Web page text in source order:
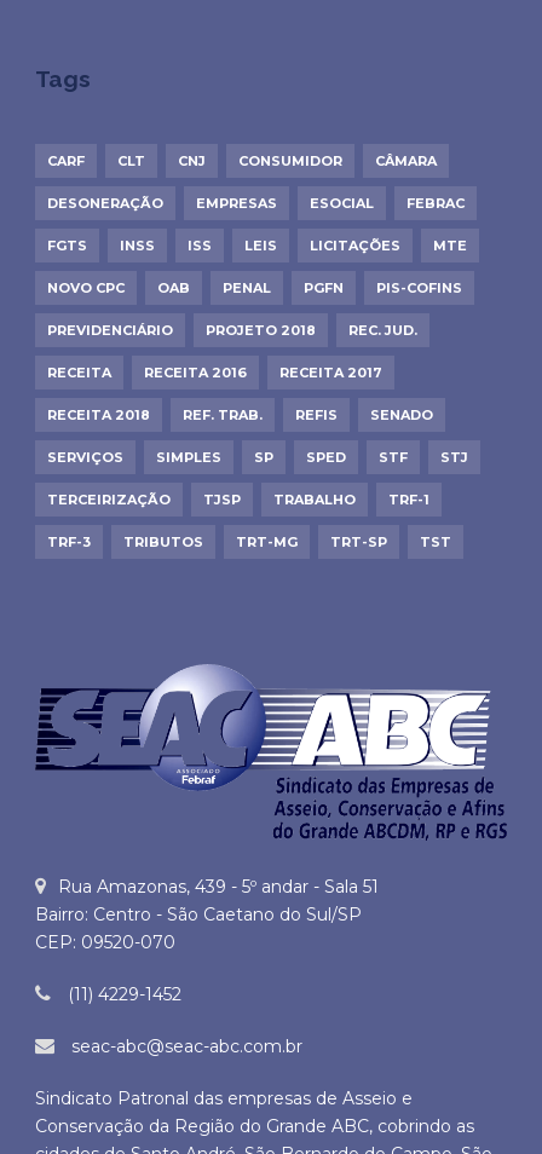
Tags
CARF CLT CNJ CONSUMIDOR CÂMARA
DESONERAÇÃO EMPRESAS ESOCIAL FEBRAC
FGTS INSS ISS LEIS LICITAÇÕES MTE
NOVO CPC OAB PENAL PGFN PIS-COFINS
PREVIDENCIÁRIO PROJETO 2018 REC. JUD.
RECEITA RECEITA 2016 RECEITA 2017
RECEITA 2018 REF. TRAB. REFIS SENADO
SERVIÇOS SIMPLES SP SPED STF STJ
TERCEIRIZAÇÃO TJSP TRABALHO TRF-1
TRF-3 TRIBUTOS TRT-MG TRT-SP TST
Rua Amazonas, 439 - 5º andar - Sala 51
Bairro: Centro - São Caetano do Sul/SP
CEP: 09520-070
(11) 4229-1452
seac-abc@seac-abc.com.br
Sindicato Patronal das empresas de Asseio e
Conservação da Região do Grande ABC, cobrindo as